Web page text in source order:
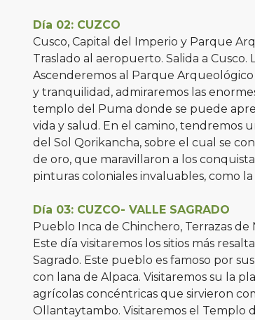
Día 02: CUZCO
Cusco, Capital del Imperio y Parque
Traslado al aeropuerto. Salida a Cusco.
Ascenderemos al Parque
y tranquilidad, admiraremos las
templo del Puma donde se puede
vida y salud. En el camino, tendremos
del Sol Qorikancha, sobre el cual se
de oro, que maravillaron a los
pinturas coloniales invaluables, como
Día 03: CUZCO- VALLE SAGRADO
Pueblo Inca de Chinchero, Terrazas
Este día visitaremos los sitios más
Sagrado. Este pueblo es famoso por
con lana de Alpaca. Visitaremos su la
agrícolas concéntricas que sirvieron
Ollantaytambo. Visitaremos el Templo